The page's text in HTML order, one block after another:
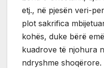
etj., në pjesën veri-
plot sakrifica
kohës, duke bërë
kuadrove të njohura
ndryshme shoqërore.